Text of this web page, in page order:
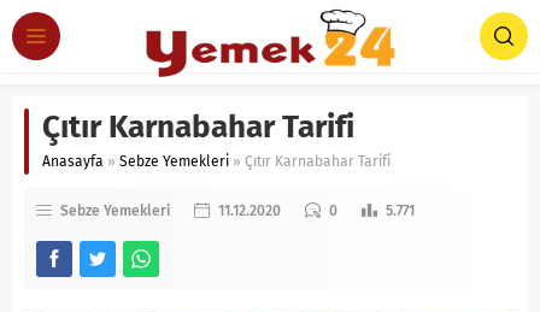
Çıtır Karnabahar Tarifi
Anasayfa » Sebze Yemekleri » Çıtır Karnabahar Tarifi
Sebze Yemekleri 11.12.2020 0 5.771